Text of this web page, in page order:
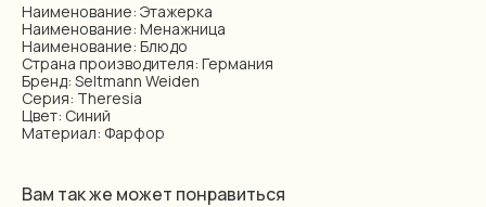
Наименование: Этажерка
Наименование: Менажница
Наименование: Блюдо
Страна производителя: Германия
Бренд: Seltmann Weiden
Серия: Theresia
Цвет: Синий
Материал: Фарфор
Вам так же может понравиться